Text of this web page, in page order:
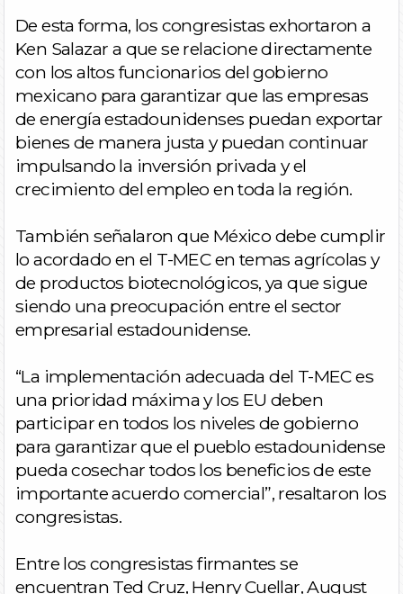
De esta forma, los congresistas exhortaron a
Ken Salazar a que se relacione directamente
con los altos funcionarios del gobierno
mexicano para garantizar que las empresas
de energía estadounidenses puedan exportar
bienes de manera justa y puedan continuar
impulsando la inversión privada y el
crecimiento del empleo en toda la región.
También señalaron que México debe cumplir
lo acordado en el T-MEC en temas agrícolas y
de productos biotecnológicos, ya que sigue
siendo una preocupación entre el sector
empresarial estadounidense.
“La implementación adecuada del T-MEC es
una prioridad máxima y los EU deben
participar en todos los niveles de gobierno
para garantizar que el pueblo estadounidense
pueda cosechar todos los beneficios de este
importante acuerdo comercial”, resaltaron los
congresistas.
Entre los congresistas firmantes se
encuentran Ted Cruz, Henry Cuellar, August